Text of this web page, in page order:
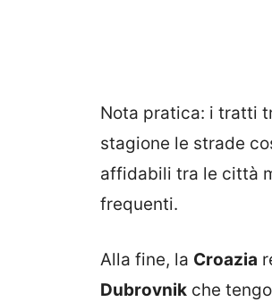
Nota pratica: i tratti
stagione le strade
affidabili tra le città
frequenti.
Alla fine, la Croazia
Dubrovnik che